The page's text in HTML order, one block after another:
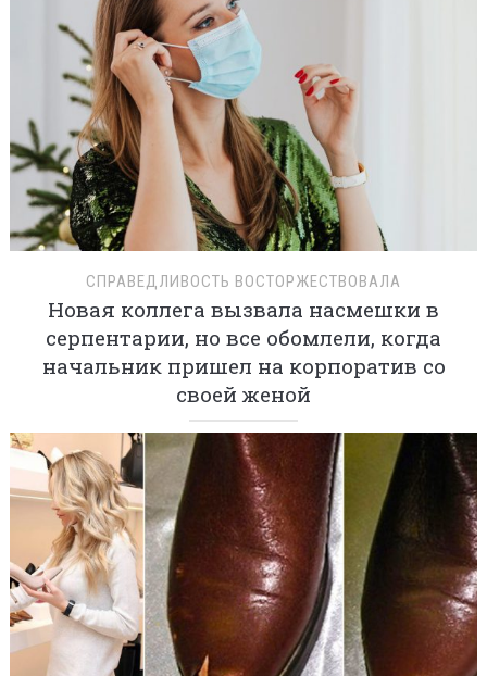
СПРАВЕДЛИВОСТЬ ВОСТОРЖЕСТВОВАЛА
Новая коллега вызвала насмешки в
серпентарии, но все обомлели, когда
начальник пришел на корпоратив со
своей женой